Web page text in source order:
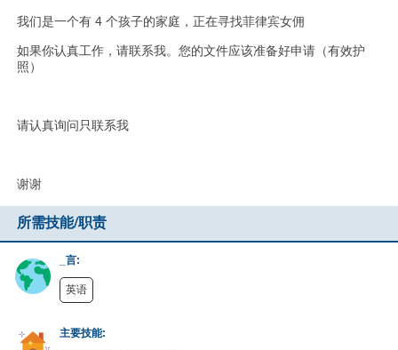
我们是一个有 4 个孩子的家庭，正在寻找菲律宾女佣
如果你认真工作，请联系我。您的文件应该准备好申请（有效护
照）
请认真询问只联系我
谢谢
所需技能/职责
_言:
英语
主要技能: